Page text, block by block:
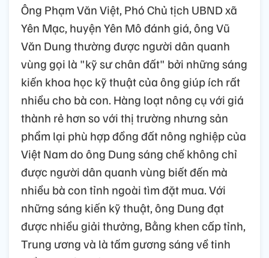
Ông Phạm Văn Việt, Phó Chủ tịch UBND xã
Yên Mạc, huyện Yên Mô đánh giá, ông Vũ
Văn Dung thường được người dân quanh
vùng gọi là "kỹ sư chân đất" bởi những sáng
kiến khoa học kỹ thuật của ông giúp ích rất
nhiều cho bà con. Hàng loạt nông cụ với giá
thành rẻ hơn so với thị trường nhưng sản
phẩm lại phù hợp đồng đất nông nghiệp của
Việt Nam do ông Dung sáng chế không chỉ
được người dân quanh vùng biết đến mà
nhiều bà con tỉnh ngoài tìm đặt mua. Với
những sáng kiến kỹ thuật, ông Dung đạt
được nhiều giải thưởng, Bằng khen cấp tỉnh,
Trung ương và là tấm gương sáng về tinh